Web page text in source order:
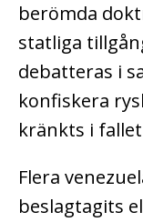
berömda
statliga
debatteras i
konfiskera
kränkts i
Flera
beslagtagits